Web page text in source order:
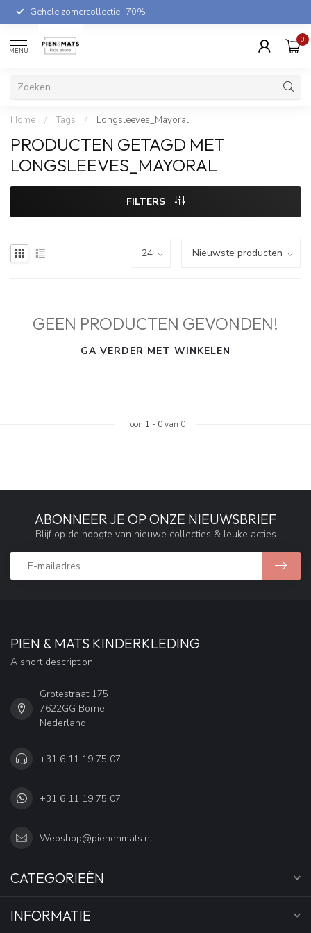
Gehele zomercollectie -70%
MENU
0
Home / Tags / Longsleeves_Mayoral
PRODUCTEN GETAGD MET
LONGSLEEVES_MAYORAL
FILTERS
GEEN PRODUCTEN GEVONDEN!
GA VERDER MET WINKELEN
Toon 1 - 0van 0
ABONNEER JE OP ONZE NIEUWSBRIEF
Blijf op de hoogte van nieuwe collecties & leuke acties
PIEN & MATS KINDERKLEDING
A short description
Grotestraat 175
7622GG Borne
Nederland
+31 6 11 19 75 07
+31 6 11 19 75 07
Webshop@pienenmats.nl
CATEGORIEËN
INFORMATIE